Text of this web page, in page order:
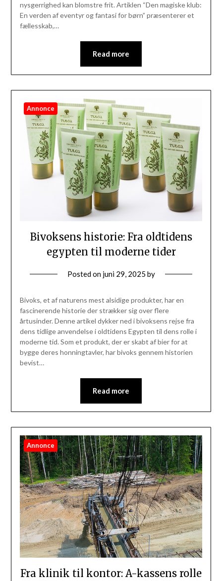
nysgerrighed kan blomstre frit. Artiklen “Den magiske klub:
En verden af eventyr og fantasi for børn” præsenterer et
fællesskab,…
Read more
Annonce
Bivoksens historie: Fra oldtidens
egypten til moderne tider
Posted on juni 29, 2025 by
Bivoks, et af naturens mest alsidige produkter, har en
fascinerende historie der strækker sig over flere
årtusinder. Denne artikel dykker ned i bivoksens rejse fra
dens tidlige anvendelse i oldtidens Egypten til dens rolle i
moderne tid. Som et produkt, der er skabt af bier for at
bygge deres honningtavler, har bivoks gennem historien
bevist…
Read more
Annonce
Fra klinik til kontor: A-kassens rolle